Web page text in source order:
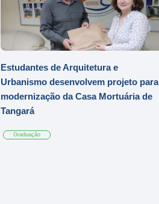
Estudantes de Arquitetura e
Urbanismo desenvolvem projeto para
modernização da Casa Mortuária de
Tangará
Graduação